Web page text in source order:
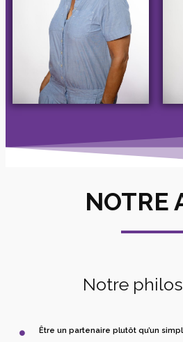
NOTRE
Notre
Être un partenaire plutôt qu’un